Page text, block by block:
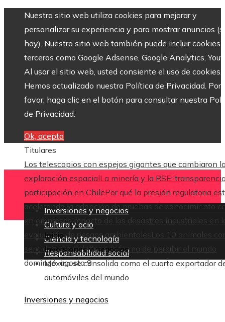
Nuestro sitio web utiliza cookies para mejorar y
personalizar su experiencia y para mostrar anuncios
hay). Nuestro sitio web también puede incluir cookies
terceros como Google Adsense, Google Analytics,
Al usar el sitio web, usted consiente el uso de cookies.
Hemos actualizado nuestra Política de Privacidad. Por
favor, haga clic en el botón para consultar nuestra
de Privacidad.
Ok, acepto
Titulares
Los telescopios con espejos gigantes que cambiaron
exploración espacialLa minería y la RSE:
participación en ChilePor qué la presión regulatoria
acelerando la adopción de pruebas de conocimiento
en empresas
Impacto de los desastres industriales en
evaluación de riesgos ambientales
Los 10 animales
sentidos que redefinen la forma de percibir el mundo
domingo, agosto 9
Inversiones y negocios
Cultura y ocio
Ciencia y tecnología
Responsabilidad social
Inicio
Inversiones y negocios
México se consolida como el cuarto exportador
automóviles del mundo
Inversiones y negocios